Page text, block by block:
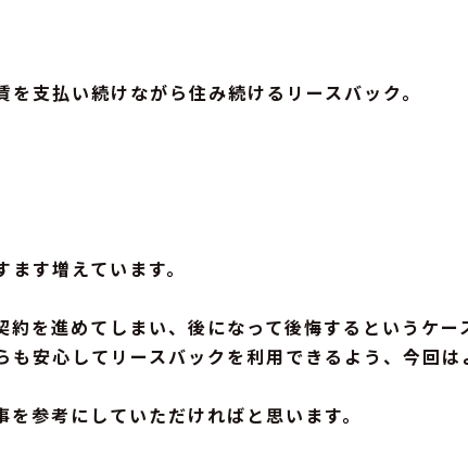
支払い続けながら住み続けるリースバック。
す増えています。
を進めてしまい、後になって後悔するというケー
安心してリースバックを利用できるよう、今回
参考にしていただければと思います。